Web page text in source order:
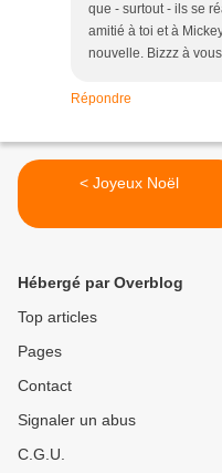
que - surtout - ils se
amitié à toi et à
nouvelle. Bizzz à
Répondre
< Joyeux Noël
Hébergé par Overblog
Top articles
Pages
Contact
Signaler un abus
C.G.U.